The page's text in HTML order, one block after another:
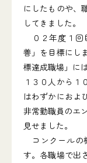
にしたものや、
してきました。
０２年度１回
善」を目標にし
標達成職場」に
１３０人から１
はわずかにおよ
非常勤職員のエ
見せました。
コンクールの
す。各職場で出